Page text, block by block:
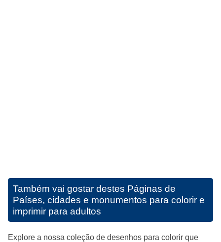
Também vai gostar destes Páginas de
Países, cidades e monumentos para colorir e
imprimir para adultos
Explore a nossa coleção de desenhos para colorir que